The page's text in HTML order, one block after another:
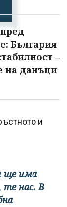
България
–
на данъци
и
ще има
те нас. В